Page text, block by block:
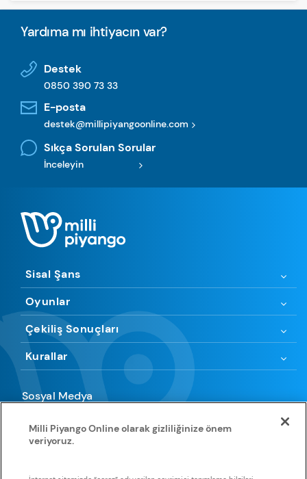
Yardıma mı ihtiyacın var?
Destek
0850 390 73 33
E-posta
destek@millipiyangoonline.com
Sıkça Sorulan Sorular
İnceleyin
Sisal Şans
Oyunlar
Çekiliş Sonuçları
Kurallar
Sosyal Medya
Uygulamamıza göz atın
Milli Piyango Online olarak gizliliğinize önem
veriyoruz.